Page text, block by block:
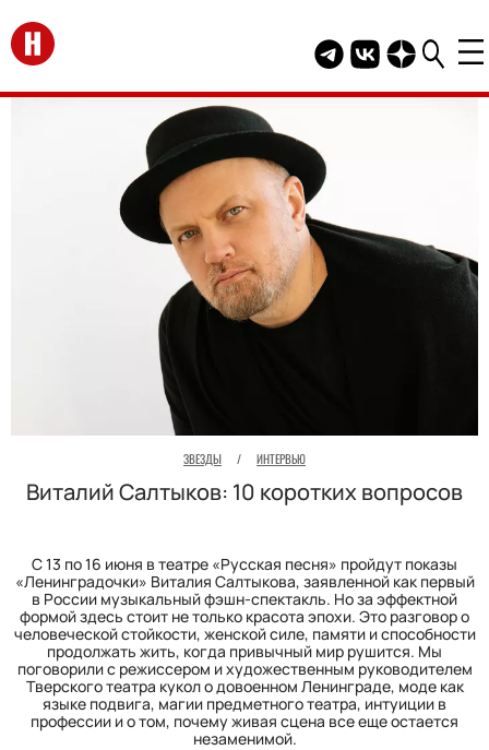
Перейти на главную
Telegram канал
Группа HELLO
Канал
ЗВЕЗДЫ / ИНТЕРВЬЮ
Виталий Салтыков: 10 коротких вопросов
С 13 по 16 июня в театре «Русская песня» пройдут показы
«Ленинградочки» Виталия Салтыкова, заявленной как первый
в России музыкальный фэшн-спектакль. Но за эффектной
формой здесь стоит не только красота эпохи. Это разговор о
человеческой стойкости, женской силе, памяти и способности
продолжать жить, когда привычный мир рушится. Мы
поговорили с режиссером и художественным руководителем
Тверского театра кукол о довоенном Ленинграде, моде как
языке подвига, магии предметного театра, интуиции в
профессии и о том, почему живая сцена все еще остается
незаменимой.